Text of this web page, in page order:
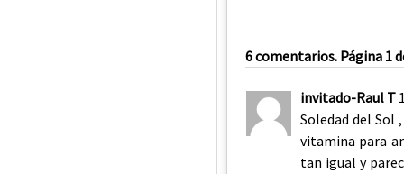
6 comentarios. Página 1
invitado-Raul T
Soledad del Sol
vitamina para
tan igual y